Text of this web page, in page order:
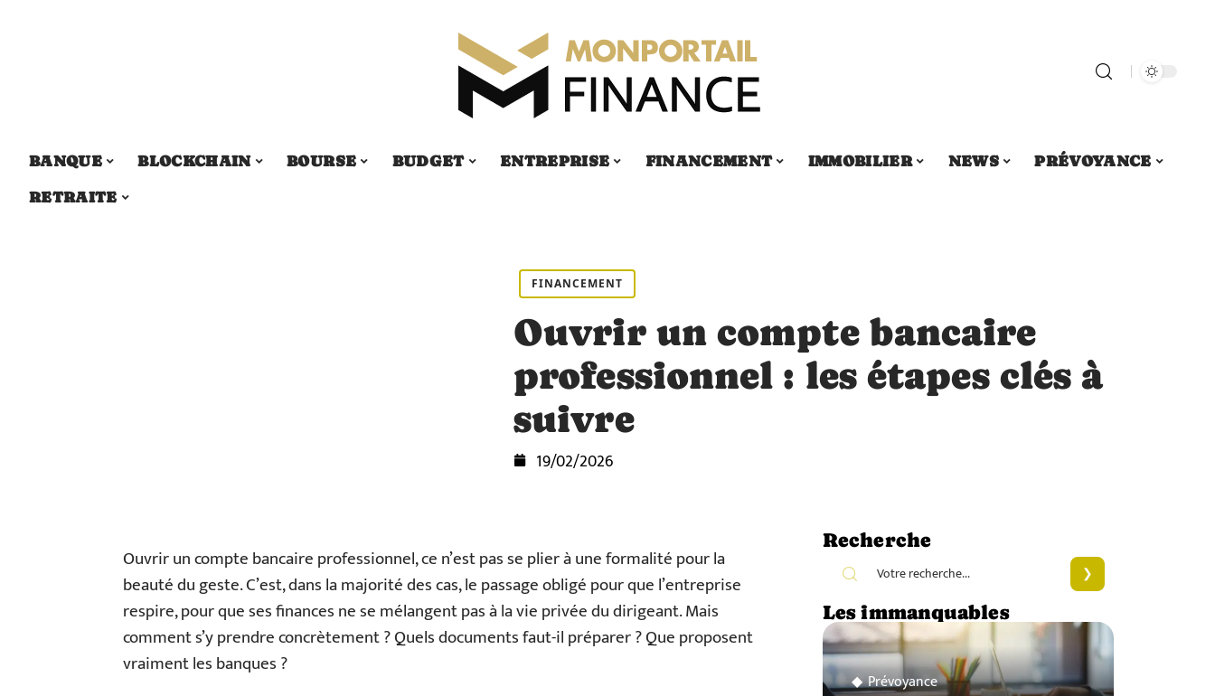
BANQUE BLOCKCHAIN BOURSE BUDGET ENTREPRISE FINANCEMENT IMMOBILIER NEWS
PRÉVOYANCE
RETRAITE
FINANCEMENT
Ouvrir un compte bancaire
professionnel : les étapes clés à
suivre
19/02/2026
Ouvrir un compte bancaire professionnel, ce n’est pas se plier à une formalité pour la
beauté du geste. C’est, dans la majorité des cas, le passage obligé pour que l’entreprise
respire, pour que ses finances ne se mélangent pas à la vie privée du dirigeant. Mais
comment s’y prendre concrètement ? Quels documents faut-il préparer ? Que proposent
vraiment les banques ?
Recherche
Les immanquables
Prévoyance